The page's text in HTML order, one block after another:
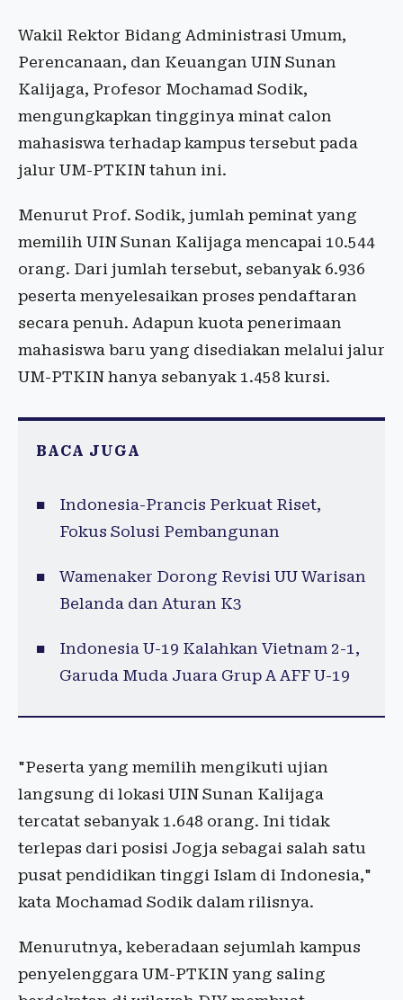
Wakil Rektor Bidang Administrasi Umum,
Perencanaan, dan Keuangan UIN Sunan
Kalijaga, Profesor Mochamad Sodik,
mengungkapkan tingginya minat calon
mahasiswa terhadap kampus tersebut pada
jalur UM-PTKIN tahun ini.
Menurut Prof. Sodik, jumlah peminat yang
memilih UIN Sunan Kalijaga mencapai 10.544
orang. Dari jumlah tersebut, sebanyak 6.936
peserta menyelesaikan proses pendaftaran
secara penuh. Adapun kuota penerimaan
mahasiswa baru yang disediakan melalui jalur
UM-PTKIN hanya sebanyak 1.458 kursi.
BACA JUGA
Indonesia-Prancis Perkuat Riset,
Fokus Solusi Pembangunan
Wamenaker Dorong Revisi UU Warisan
Belanda dan Aturan K3
Indonesia U-19 Kalahkan Vietnam 2-1,
Garuda Muda Juara Grup A AFF U-19
"Peserta yang memilih mengikuti ujian
langsung di lokasi UIN Sunan Kalijaga
tercatat sebanyak 1.648 orang. Ini tidak
terlepas dari posisi Jogja sebagai salah satu
pusat pendidikan tinggi Islam di Indonesia,"
kata Mochamad Sodik dalam rilisnya.
Menurutnya, keberadaan sejumlah kampus
penyelenggara UM-PTKIN yang saling